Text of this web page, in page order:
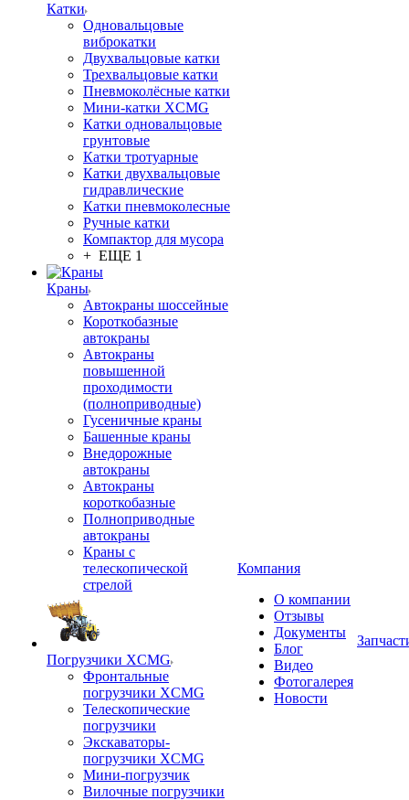
Катки
Одновальцовые
виброкатки
Двухвальцовые катки
Трехвальцовые катки
Пневмоколёсные катки
Мини-катки XCMG
Катки одновальцовые
грунтовые
Катки тротуарные
Катки двухвальцовые
гидравлические
Катки пневмоколесные
Ручные катки
Компактор для мусора
+ ЕЩЕ 1
Краны
Автокраны шоссейные
Короткобазные
автокраны
Автокраны
повышенной
проходимости
(полноприводные)
Гусеничные краны
Башенные краны
Внедорожные
автокраны
Автокраны
короткобазные
Полноприводные
автокраны
Краны с
телескопической
стрелой
Погрузчики XCMG
Фронтальные
погрузчики XCMG
Телескопические
погрузчики
Экскаваторы-
погрузчики XCMG
Мини-погрузчик
Вилочные погрузчики
Компания
О компании
Отзывы
Документы
Блог
Видео
Фотогалерея
Новости